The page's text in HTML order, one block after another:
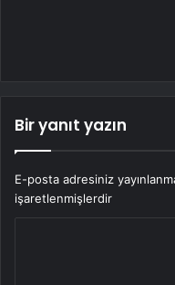
Bir yanıt yazın
E-posta adresiniz
işaretlenmişlerdir